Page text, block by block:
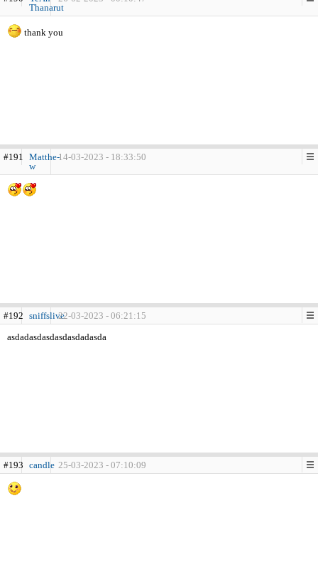
Thanarut
thank you
#191 Matthe-
w
14-03-2023 - 18:33:50
#192 sniffslive22-03-2023 - 06:21:15
asdadasdasdasdasdadasda
#193 candle 25-03-2023 - 07:10:09